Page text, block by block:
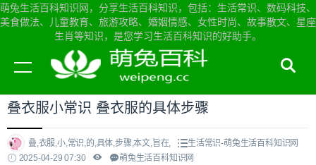
萌兔生活百科知识网，分享生活百科知识，包括：生活常识、数码科技、
美食做法、儿童教育、旅游攻略、婚姻情感、女性时尚、故事散文、星座
生肖等知识，是您学习生活百科知识的好助手。
当前位置： 萌兔生活百科知识网首页>生活常识
叠衣服小常识 叠衣服的具体步骤
叠,衣服,小,常识,的,具体,步骤,本文,旨在,
生活常识-萌兔生活百科知识网
2025-04-29 07:30
萌兔生活百科知识网